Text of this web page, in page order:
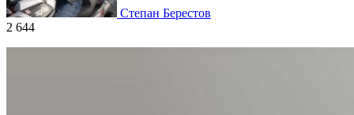
Степан Берестов
2 644